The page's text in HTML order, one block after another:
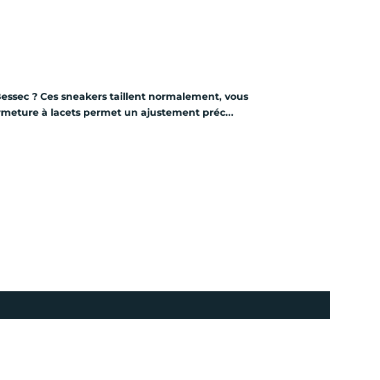
? Ces sneakers taillent normalement, vous
à lacets permet un ajustement préc...